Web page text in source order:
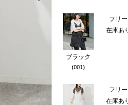
ブラック
(001)
フリー
在庫あ
フリー
在庫あ